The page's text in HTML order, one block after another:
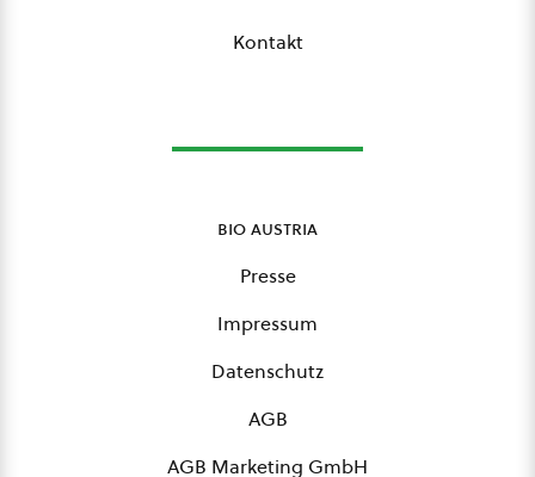
Kontakt
bio austria
Presse
Impressum
Datenschutz
AGB
AGB Marketing GmbH